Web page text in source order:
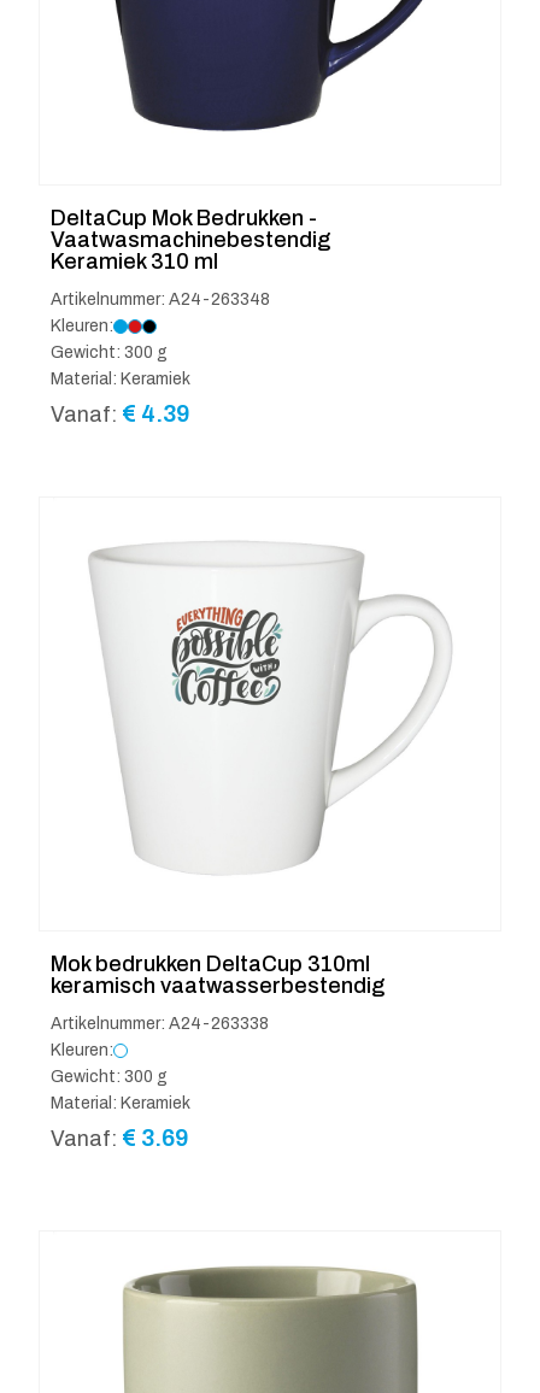
DeltaCup Mok Bedrukken -
Vaatwasmachinebestendig
Keramiek 310 ml
Artikelnummer: A24-263348
Kleuren:
Gewicht: 300 g
Material: Keramiek
Vanaf: € 4.39
Mok bedrukken DeltaCup 310ml
keramisch vaatwasserbestendig
Artikelnummer: A24-263338
Kleuren:
Gewicht: 300 g
Material: Keramiek
Vanaf: € 3.69